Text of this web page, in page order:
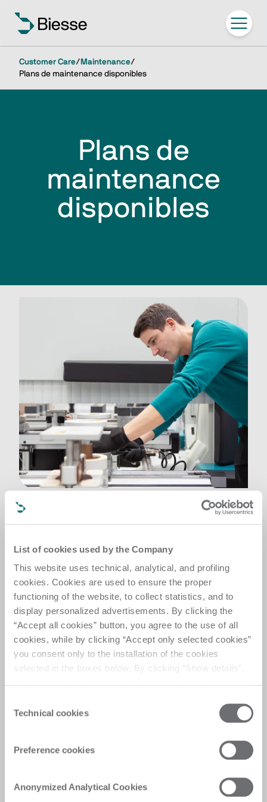
List of cookies used by the Company
This website uses technical, analytical, and profiling
cookies. Cookies are used to ensure the proper
functioning of the website, to collect statistics, and to
display personalized advertisements. By clicking the
“Accept all cookies” button, you agree to the use of all
cookies, while by clicking “Accept only selected cookies”
you consent only to the installation of the cookies
selected in the boxes below. By clicking “Show details”,
Click here to view the privacy policy.
Selection
Technical cookies
Preference cookies
Anonymized Analytical Cookies
Customer Care/ Maintenance/
Plans de maintenance disponibles
Plans de
maintenance
disponibles
Maintenance
programmée
Maintenez vos machines à un niveau de
performance optimal grâce à des plans de
maintenance planifiés conçus pour maximiser la
disponibilité et la fiabilité.
Demandez de l’aide